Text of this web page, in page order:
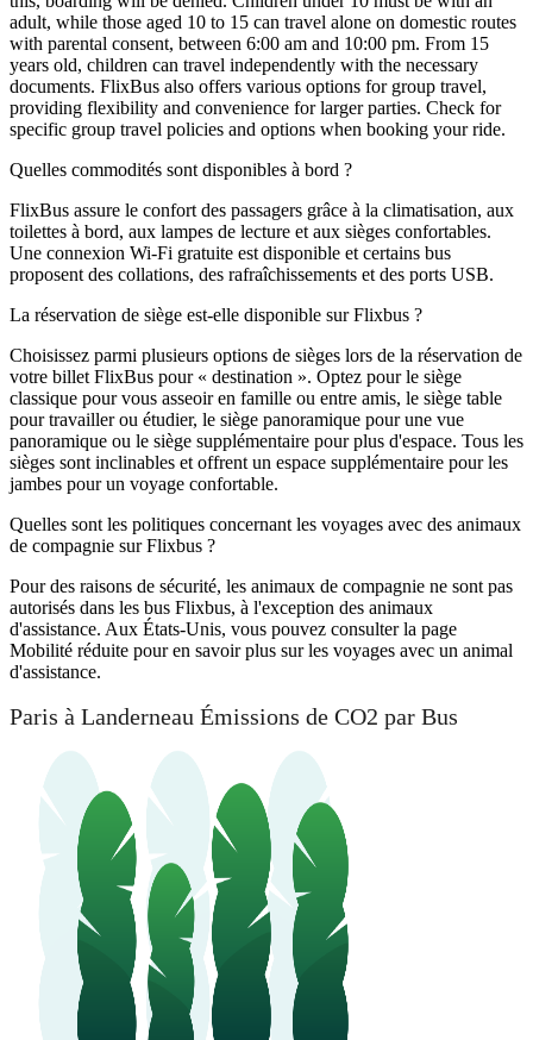
adult, while those aged 10 to 15 can travel alone on domestic routes
with parental consent, between 6:00 am and 10:00 pm. From 15
years old, children can travel independently with the necessary
documents. FlixBus also offers various options for group travel,
providing flexibility and convenience for larger parties. Check for
specific group travel policies and options when booking your ride.
Quelles commodités sont disponibles à bord ?
FlixBus assure le confort des passagers grâce à la climatisation, aux
toilettes à bord, aux lampes de lecture et aux sièges confortables.
Une connexion Wi-Fi gratuite est disponible et certains bus
proposent des collations, des rafraîchissements et des ports USB.
La réservation de siège est-elle disponible sur Flixbus ?
Choisissez parmi plusieurs options de sièges lors de la réservation de
votre billet FlixBus pour « destination ». Optez pour le siège
classique pour vous asseoir en famille ou entre amis, le siège table
pour travailler ou étudier, le siège panoramique pour une vue
panoramique ou le siège supplémentaire pour plus d'espace. Tous les
sièges sont inclinables et offrent un espace supplémentaire pour les
jambes pour un voyage confortable.
Quelles sont les politiques concernant les voyages avec des animaux
de compagnie sur Flixbus ?
Pour des raisons de sécurité, les animaux de compagnie ne sont pas
autorisés dans les bus Flixbus, à l'exception des animaux
d'assistance. Aux États-Unis, vous pouvez consulter la page
Mobilité réduite pour en savoir plus sur les voyages avec un animal
d'assistance.
Paris à Landerneau Émissions de CO2 par Bus